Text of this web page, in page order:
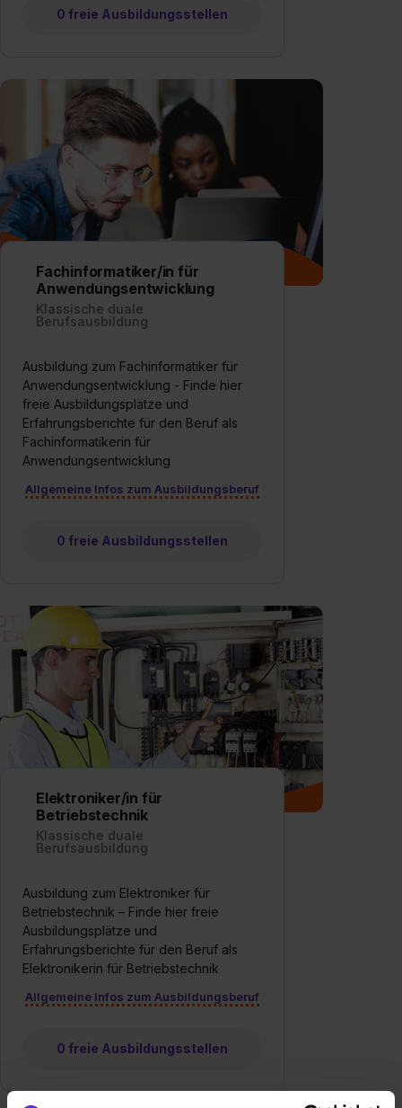
0 freie Ausbildungsstellen
Fachinformatiker/in für
Anwendungsentwicklung
Klassische duale
Berufsausbildung
Ausbildung zum Fachinformatiker für
Anwendungsentwicklung - Finde hier
freie Ausbildungsplätze und
Erfahrungsberichte für den Beruf als
Fachinformatikerin für
Anwendungsentwicklung
Allgemeine Infos zum Ausbildungsberuf
0 freie Ausbildungsstellen
Elektroniker/in für
Betriebstechnik
Klassische duale
Berufsausbildung
Ausbildung zum Elektroniker für
Betriebstechnik – Finde hier freie
Ausbildungsplätze und
Erfahrungsberichte für den Beruf als
Elektronikerin für Betriebstechnik
Allgemeine Infos zum Ausbildungsberuf
0 freie Ausbildungsstellen